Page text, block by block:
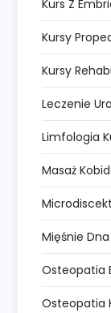
Kurs Z
Kursy
Kursy
Leczenie
Limfologia
Masaż
Mięśnie
Osteopatia
Osteopatia